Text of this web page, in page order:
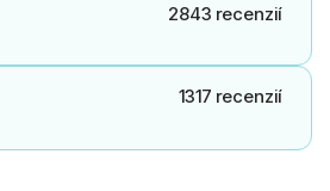
2843 recenzií
1317 recenzií